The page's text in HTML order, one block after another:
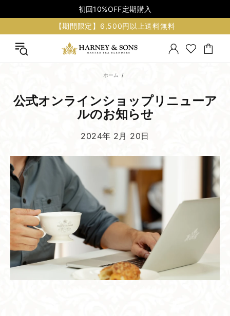
初回10%OFF定期購入
【期間限定】6,500円以上送料無料
ホーム
公式オンラインショップリニューア
ルの​お知らせ
2024年 2月 20日